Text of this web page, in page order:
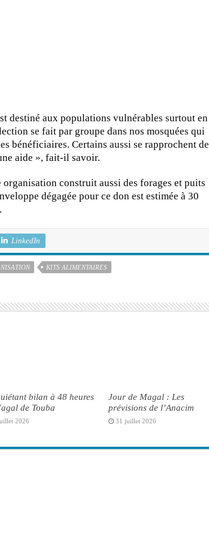
destiné aux populations vulnérables surtout en
se fait par groupe dans nos mosquées qui
bénéficiaires. Certains aussi se rapprochent de
aide », fait-il savoir.
construit aussi des forages et puits
dégagée pour ce don est estimée à 30
LinkedIn
KITS ALIMENTAIRES
bilan à 48 heures
de Touba
2026
Jour de Magal : Les
prévisions de l’Anacim
31 juillet 2026